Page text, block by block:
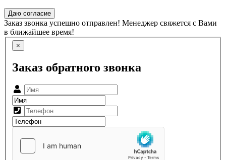
Даю согласие
Заказ звонка успешно отправлен! Менеджер свяжется с Вами
в ближайшее время!
×
Заказ обратного звонка